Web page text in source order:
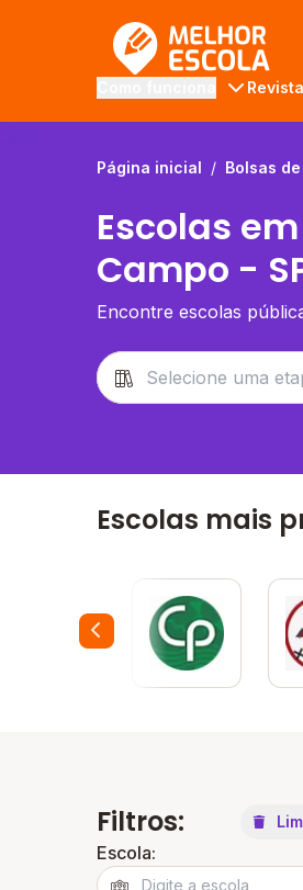
Revista
Página inicial / Bolsas
Escolas
Campo -
Encontre escolas
Escolas mais
Filtros:
Escola: